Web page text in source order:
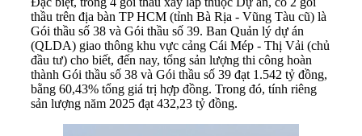
thầu trên địa bàn TP HCM (tỉnh Bà Rịa - Vũng Tàu cũ) là
Gói thầu số 38 và Gói thầu số 39. Ban Quản lý dự án
(QLDA) giao thông khu vực cảng Cái Mép - Thị Vải (chủ
đầu tư) cho biết, đến nay, tổng sản lượng thi công hoàn
thành Gói thầu số 38 và Gói thầu số 39 đạt 1.542 tỷ đồng,
bằng 60,43% tổng giá trị hợp đồng. Trong đó, tính riêng
sản lượng năm 2025 đạt 432,23 tỷ đồng.